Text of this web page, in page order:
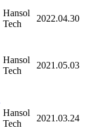
Hansol
Tech
2022.04.30
Hansol
Tech
2021.05.03
Hansol
Tech
2021.03.24